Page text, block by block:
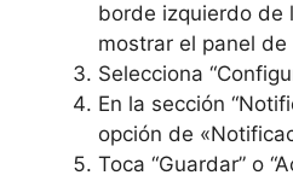
borde izquierdo de
mostrar el panel de
Selecciona
En la sección
opción de
Toca “Guardar” o